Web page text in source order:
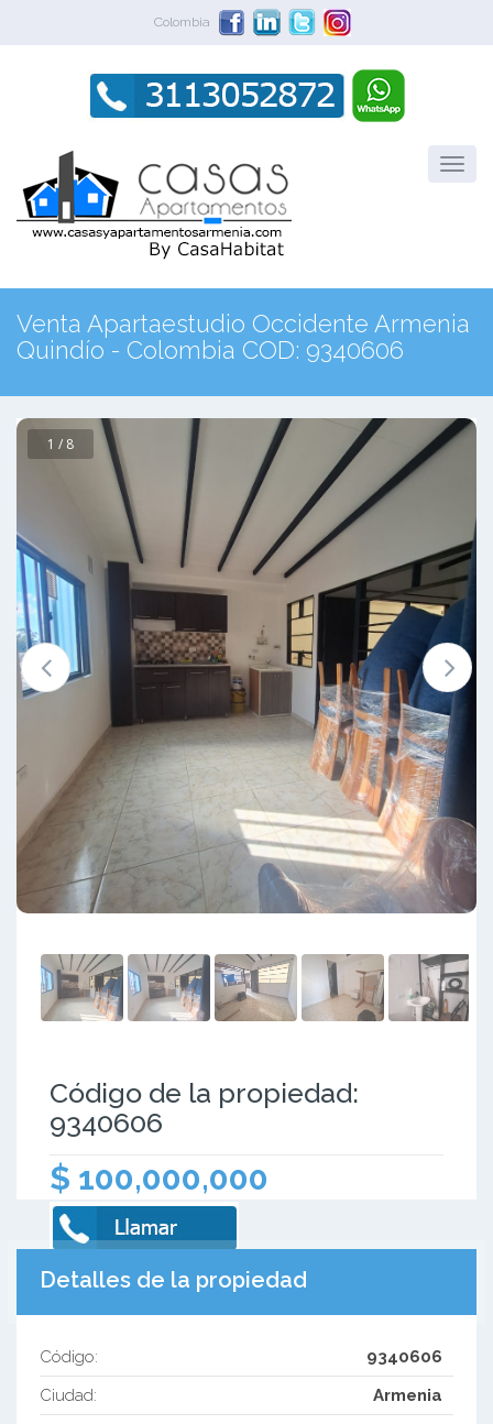
Colombia
Venta Apartaestudio Occidente Armenia
Quindío - Colombia COD: 9340606
1 / 8
Código de la propiedad:
9340606
$ 100,000,000
Detalles de la propiedad
Código:
9340606
Ciudad:
Armenia